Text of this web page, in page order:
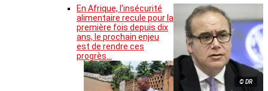
© DR
En Afrique, l’insécurité
alimentaire recule pour la
première fois depuis dix
ans, le prochain enjeu
est de rendre ces
progrès…